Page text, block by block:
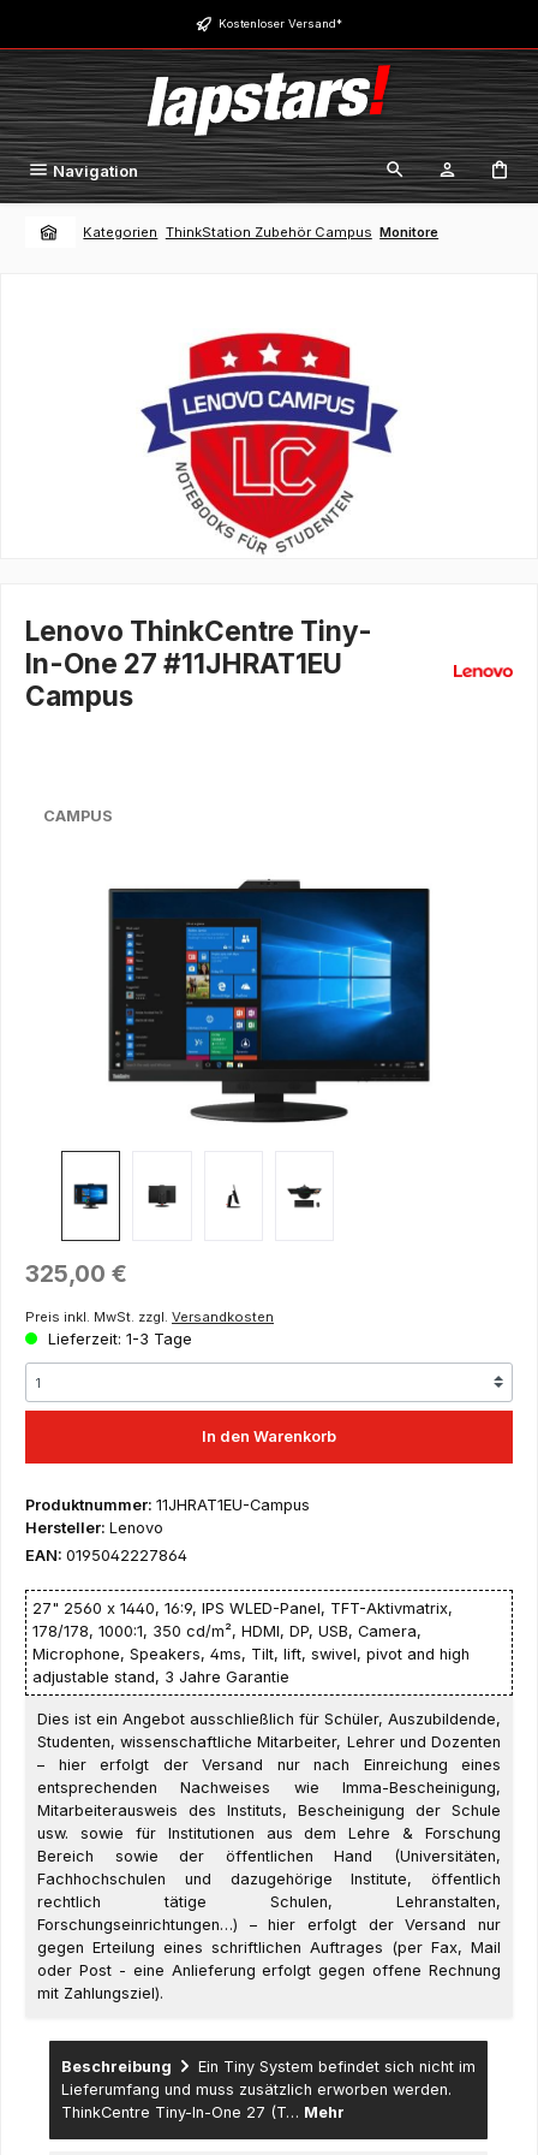
Zum Hauptinhalt springen Kostenloser Versand*
Navigation
Kategorien ThinkStation Zubehör Campus Monitore
Lenovo ThinkCentre Tiny-
In-One 27 #11JHRAT1EU
Campus
CAMPUS
Regulärer Preis:
325,00 €
Preis inkl. MwSt. zzgl. Versandkosten
Lieferzeit: 1-3 Tage
In den Warenkorb
Produktnummer: 11JHRAT1EU-Campus
Hersteller: Lenovo
EAN: 0195042227864
27" 2560 x 1440, 16:9, IPS WLED-Panel, TFT-Aktivmatrix,
178/178, 1000:1, 350 cd/m², HDMI, DP, USB, Camera,
Microphone, Speakers, 4ms, Tilt, lift, swivel, pivot and high
adjustable stand, 3 Jahre Garantie
Dies ist ein Angebot ausschließlich für Schüler, Auszubildende,
Studenten, wissenschaftliche Mitarbeiter, Lehrer und Dozenten
– hier erfolgt der Versand nur nach Einreichung eines
entsprechenden Nachweises wie Imma-Bescheinigung,
Mitarbeiterausweis des Instituts, Bescheinigung der Schule
usw. sowie für Institutionen aus dem Lehre & Forschung
Bereich sowie der öffentlichen Hand (Universitäten,
Fachhochschulen und dazugehörige Institute, öffentlich
rechtlich tätige Schulen, Lehranstalten,
Forschungseinrichtungen…) – hier erfolgt der Versand nur
gegen Erteilung eines schriftlichen Auftrages (per Fax, Mail
oder Post - eine Anlieferung erfolgt gegen offene Rechnung
mit Zahlungsziel).
Beschreibung
Ein Tiny System befindet sich nicht im
Lieferumfang und muss zusätzlich erworben werden.
ThinkCentre Tiny-In-One 27 (T… Mehr